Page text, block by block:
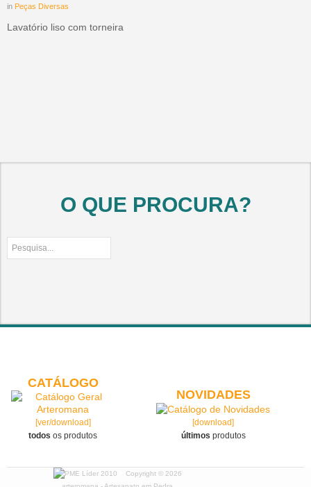
in Peças Diversas
Lavatório liso com torneira
O QUE PROCURA?
CATÁLOGO
[ver/download]
todos os produtos
NOVIDADES
[download]
últimos produtos
Copyright © 2026